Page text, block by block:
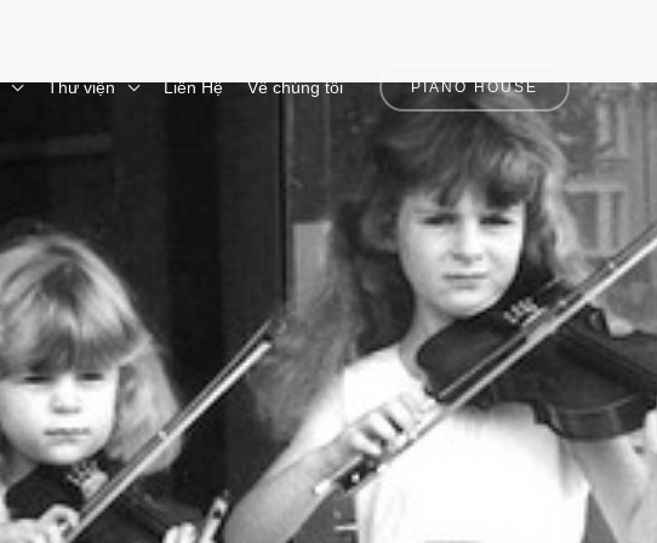
Thư viện Liên Hệ Về chúng tôi PIANO HOUSE